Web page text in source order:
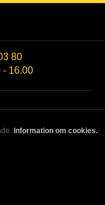
80
- 16.00
Information om cookies.